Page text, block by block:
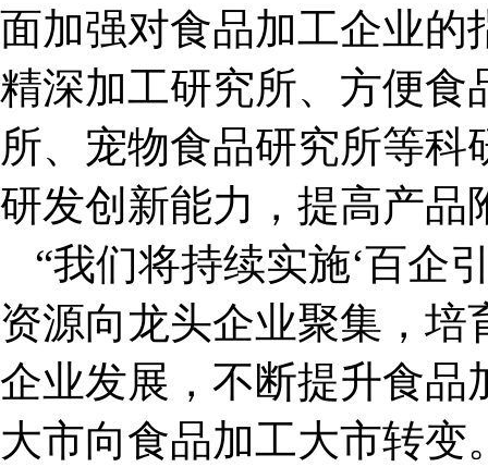
面加强对食品加工企业的
精深加工研究所、方便食
所、宠物食品研究所等
研发创新能力，提高产品
“我们将持续实施‘百企
资源向龙头企业聚集，
企业发展，不断提升食品
大市向食品加工大市转变